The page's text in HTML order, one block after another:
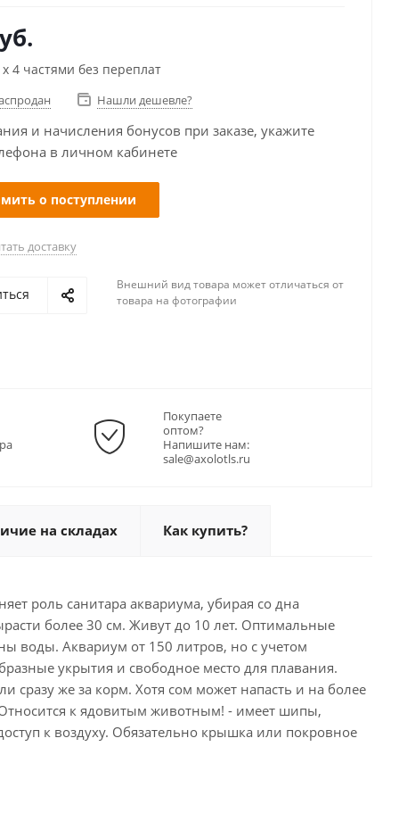
х 4 частями без переплат
Нашли дешевле?
и начисления бонусов при заказе, укажите
в личном кабинете
о поступлении
доставку
Внешний вид товара может отличаться от
товара на фотографии
Покупаете
оптом?
Напишите нам:
sale@axolotls.ru
на складах Как купить?
роль санитара аквариума, убирая со дна
более 30 см. Живут до 10 лет. Оптимальные
воды. Аквариум от 150 литров, но с учетом
укрытия и свободное место для плавания.
сразу же за корм. Хотя сом может напасть и на более
к ядовитым животным! - имеет шипы,
к воздуху. Обязательно крышка или покровное